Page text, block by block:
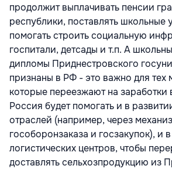
продолжит выплачивать пенсии
республики, поставлять школьные
помогать строить социальную
госпитали, детсады и т.п. А
дипломы Приднестровского
признаны в РФ - это важно для тех
которые переезжают на заработки
Россия будет помогать и в
отраслей (например, через
гособоронзаказа и госзакупок), и
логистических центров, чтобы
доставлять сельхозпродукцию из